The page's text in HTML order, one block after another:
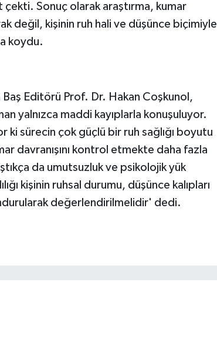
çekti. Sonuç olarak araştırma, kumar
değil, kişinin ruh hali ve düşünce biçimiyle
koydu.
Editörü Prof. Dr. Hakan Coşkunol,
yalnızca maddi kayıplarla konuşuluyor.
ki sürecin çok güçlü bir ruh sağlığı boyutu
davranışını kontrol etmekte daha fazla
da umutsuzluk ve psikolojik yük
kişinin ruhsal durumu, düşünce kalıpları
değerlendirilmelidir' dedi.